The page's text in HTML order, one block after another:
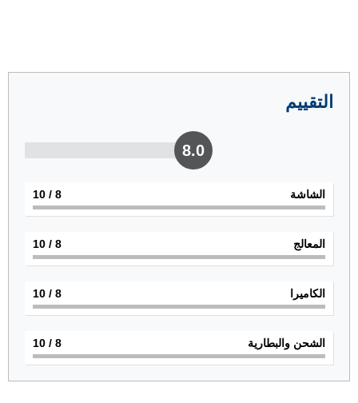
التقييم
8.0
الشاشة 8
/ 10
المعالج 8
/ 10
الكاميرا 8
/ 10
الشحن والبطارية 8
/ 10